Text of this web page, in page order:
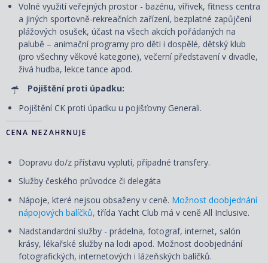
Volné využití veřejných prostor - bazénu, vířivek, fitness centra
a jiných sportovně-rekreačních zařízení, bezplatné zapůjčení
plážových osušek, účast na všech akcích pořádaných na
palubě – animační programy pro děti i dospělé, dětský klub
(pro všechny věkové kategorie), večerní představení v divadle,
živá hudba, lekce tance apod.
Pojištění proti úpadku:
Pojištění CK proti úpadku u pojišťovny Generali.
CENA NEZAHRNUJE
Dopravu do/z přístavu vyplutí, případné transfery.
Služby českého průvodce či delegáta
Nápoje, které nejsou obsaženy v ceně. Možnost doobjednání
nápojových balíčků, třída Yacht Club má v ceně All Inclusive.
Nadstandardní služby - prádelna, fotograf, internet, salón
krásy, lékařské služby na lodi apod. Možnost doobjednání
fotografických, internetových i lázeňských balíčků.